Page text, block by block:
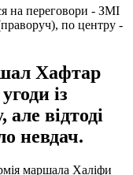
по центру -
Хафтар
із
відтоді
невдач.
маршала Халіфи